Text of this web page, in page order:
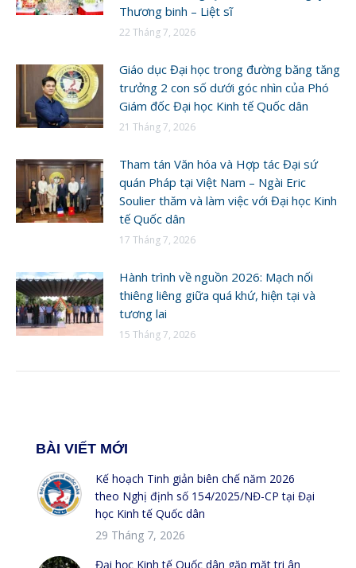
Thương binh – Liệt sĩ
22 Tháng 7, 2026
Giáo dục Đại học trong đường băng tăng
trưởng 2 con số dưới góc nhìn của Phó
Giám đốc Đại học Kinh tế Quốc dân
21 Tháng 7, 2026
Tham tán Văn hóa và Hợp tác Đại sứ
quán Pháp tại Việt Nam – Ngài Eric
Soulier thăm và làm việc với Đại học Kinh
tế Quốc dân
17 Tháng 7, 2026
Hành trình về nguồn 2026: Mạch nối
thiêng liêng giữa quá khứ, hiện tại và
tương lai
15 Tháng 7, 2026
BÀI VIẾT MỚI
Kế hoạch Tinh giản biên chế năm 2026
theo Nghị định số 154/2025/NĐ-CP tại Đại
học Kinh tế Quốc dân
29 Tháng 7, 2026
Đại học Kinh tế Quốc dân gặp mặt tri ân